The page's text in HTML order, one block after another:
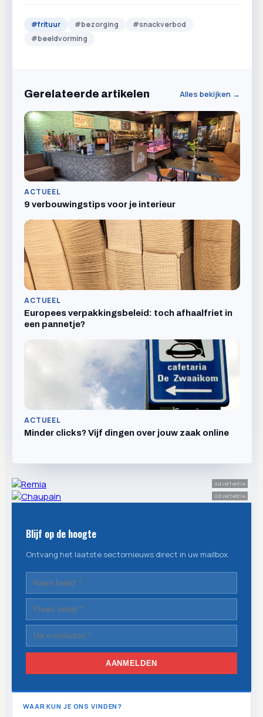
#frituur #bezorging #snackverbod
#beeldvorming
Gerelateerde artikelen Alles bekijken →
ACTUEEL
9 verbouwingstips voor je interieur
ACTUEEL
Europees verpakkingsbeleid: toch afhaalfriet in
een pannetje?
ACTUEEL
Minder clicks? Vijf dingen over jouw zaak online
Advertentie
Advertentie
Blijf op de hoogte
Ontvang het laatste sectornieuws direct in uw mailbox.
AANMELDEN
WAAR KUN JE ONS VINDEN?